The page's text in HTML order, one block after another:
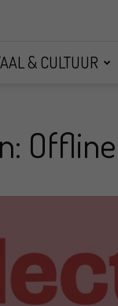
& CULTUUR
Offline